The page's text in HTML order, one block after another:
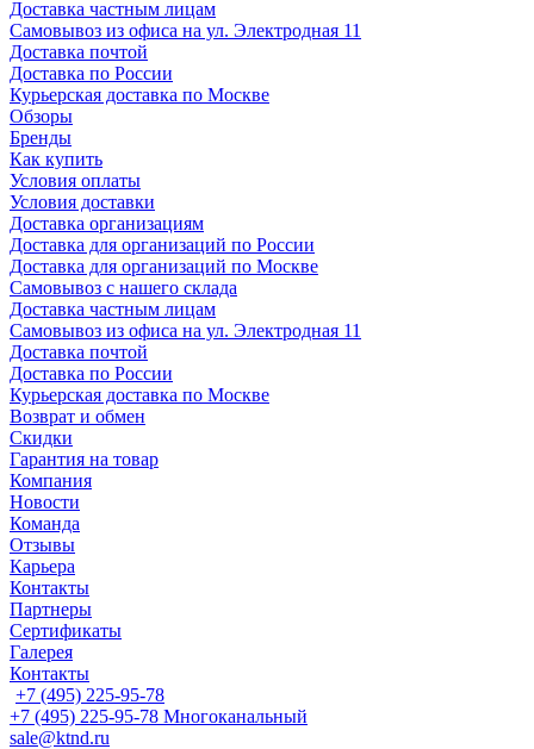
Доставка частным лицам
Самовывоз из офиса на ул. Электродная 11
Доставка почтой
Доставка по России
Курьерская доставка по Москве
Обзоры
Бренды
Как купить
Условия оплаты
Условия доставки
Доставка организациям
Доставка для организаций по России
Доставка для организаций по Москве
Самовывоз с нашего склада
Доставка частным лицам
Самовывоз из офиса на ул. Электродная 11
Доставка почтой
Доставка по России
Курьерская доставка по Москве
Возврат и обмен
Скидки
Гарантия на товар
Компания
Новости
Команда
Отзывы
Карьера
Контакты
Партнеры
Сертификаты
Галерея
Контакты
+7 (495) 225-95-78
+7 (495) 225-95-78 Многоканальный
sale@ktnd.ru